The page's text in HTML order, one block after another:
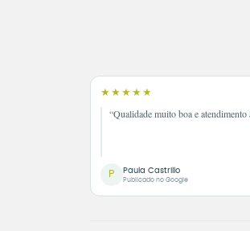
★★★★★
“Qualidade muito boa e atendimento
P Paula Castrillo
Publicado no Google